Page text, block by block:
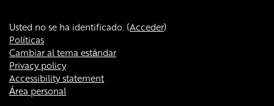
Usted no se ha identificado. (Acceder)
Políticas
Cambiar al tema estándar
Privacy policy
Accessibility statement
Área personal